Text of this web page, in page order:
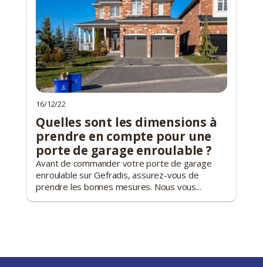
16/12/22
Quelles sont les dimensions à
prendre en compte pour une
porte de garage enroulable ?
Avant de commander votre porte de garage
enroulable sur Gefradis, assurez-vous de
prendre les bonnes mesures. Nous vous...